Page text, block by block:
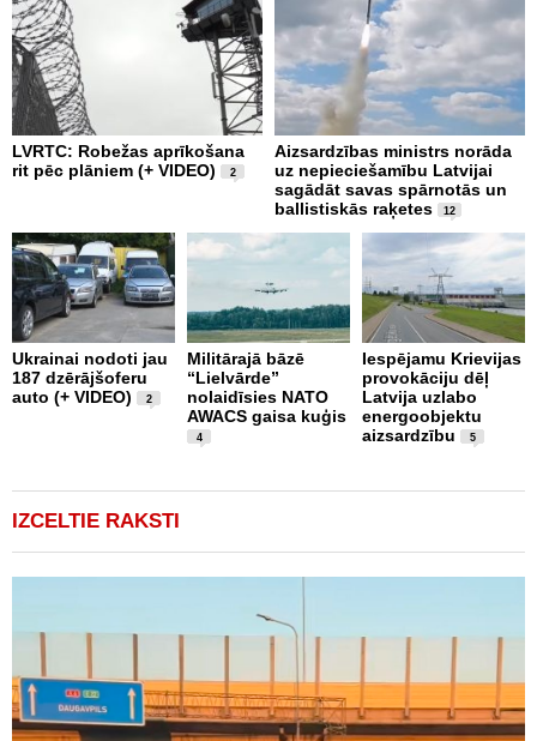
LVRTC: Robežas aprīkošana
rit pēc plāniem (+ VIDEO)
2
Aizsardzības ministrs norāda
uz nepieciešamību Latvijai
sagādāt savas spārnotās un
ballistiskās raķetes
12
Ukrainai nodoti jau
187 dzērājšoferu
auto (+ VIDEO)
2
Militārajā bāzē
“Lielvārde”
nolaidīsies NATO
AWACS gaisa kuģis
4
Iespējamu Krievijas
provokāciju dēļ
Latvija uzlabo
energoobjektu
aizsardzību
5
IZCELTIE RAKSTI